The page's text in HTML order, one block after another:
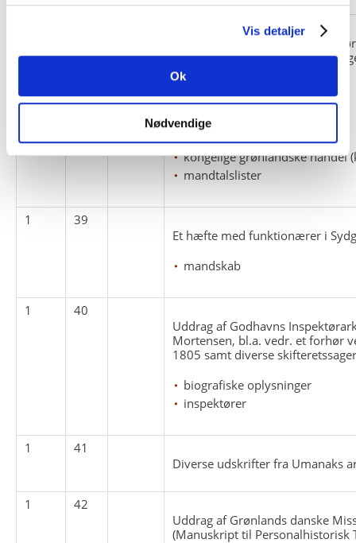
Vis detaljer
Ok
Nødvendige
Et hæfte med uddrag af
Nordgrønland. Familien Langes
Arveprinsens Ejland.
biografiske oplysninger
inspektører
kirkebøger
kongelige grønlandske handel
mandtalslister
1
39
Et hæfte med funktionærer i
mandskab
1
40
Uddrag af Godhavns
Mortensen, bl.a. vedr. et forhør
1805 samt diverse
biografiske oplysninger
inspektører
1
41
Diverse udskrifter fra Umanaks
1
42
Uddrag af Grønlands danske
(Manuskript til Personalhistorisk